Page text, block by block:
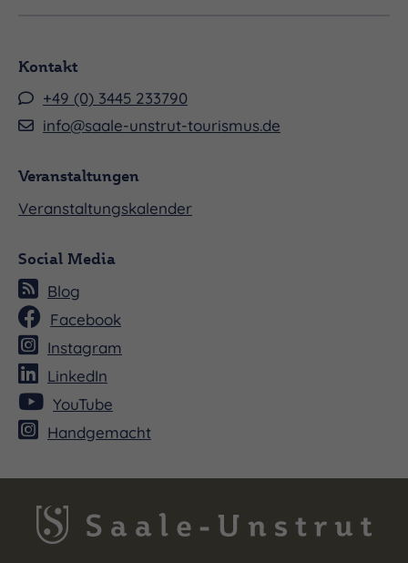
Kontakt
+49 (0) 3445 233790
info@saale-unstrut-tourismus.de
Veranstaltungen
Veranstaltungskalender
Social Media
Blog
Facebook
Instagram
LinkedIn
YouTube
Handgemacht